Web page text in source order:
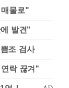
물로"
발견"
조 검사
락 끊겨"